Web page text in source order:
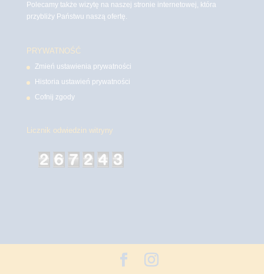
Polecamy także wizytę na naszej stronie internetowej, która
przybliży Państwu naszą ofertę.
PRYWATNOŚĆ
Zmień ustawienia prywatności
Historia ustawień prywatności
Cofnij zgody
Licznik odwiedzin witryny